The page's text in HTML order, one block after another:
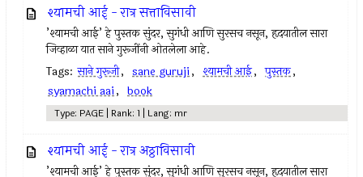
श्यामची आई - रात्र सत्ताविसावी
’श्यामची आई’ हे पुस्तक सुंदर, सुगंधी आणि सुरसच नसून, हृदयातील सारा
जिव्हाळा यात साने गुरूजींनी ओतलेला आहे.
Tags: साने गुरूजी, sane guruji, श्यामची आई, पुस्तक,
syamachi aai, book
Type: PAGE | Rank: 1 | Lang: mr
श्यामची आई - रात्र अठ्ठाविसावी
’श्यामची आई’ हे पुस्तक सुंदर, सुगंधी आणि सुरसच नसून, हृदयातील सारा